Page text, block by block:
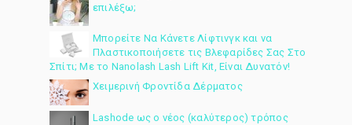
επιλέξω;
Μπορείτε Να Κάνετε Λίφτινγκ και να
Πλαστικοποιήσετε τις Βλεφαρίδες Σας Στο
Σπίτι; Με το Nanolash Lash Lift Kit, Είναι Δυνατόν!
Χειμερινή Φροντίδα Δέρματος
Lashode ως ο νέος (καλύτερος) τρόπος